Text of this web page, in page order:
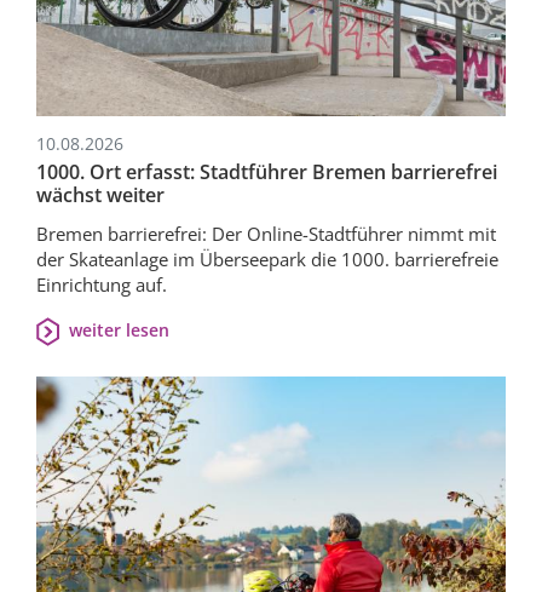
10.08.2026
1000. Ort erfasst: Stadtführer Bremen barrierefrei
wächst weiter
Bremen barrierefrei: Der Online-Stadtführer nimmt mit
der Skateanlage im Überseepark die 1000. barrierefreie
Einrichtung auf.
weiter lesen